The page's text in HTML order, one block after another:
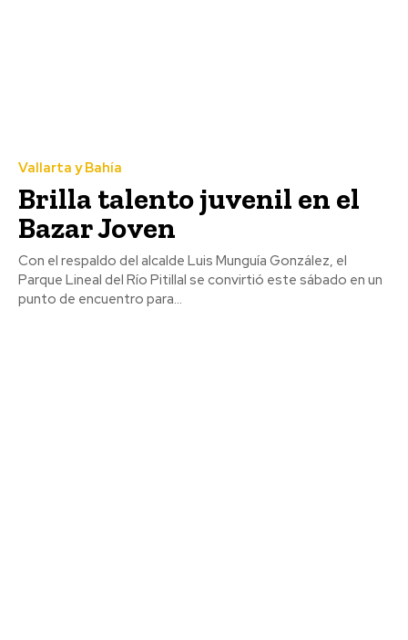
Vallarta y Bahía
Brilla talento juvenil en el
Bazar Joven
Con el respaldo del alcalde Luis Munguía González, el
Parque Lineal del Río Pitillal se convirtió este sábado en un
punto de encuentro para...